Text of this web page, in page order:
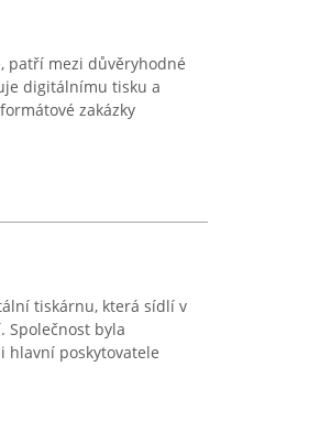
patří mezi důvěryhodné
digitálnímu tisku a
zakázky
tiskárnu, která sídlí v
Společnost byla
hlavní poskytovatele